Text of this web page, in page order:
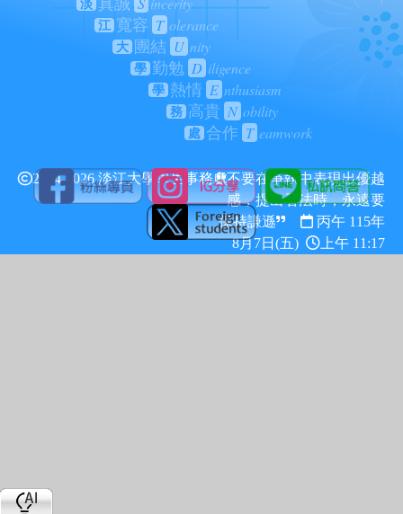
淡 真誠
江 寬容 T olerance
大 團結 U nity
學 勤勉 D iligence
學 熱情 E nthusiasm
務 高貴 N obility
處 合作 T eamwork
2024-2026 淡江大學學生事務處不要在爭執中表現出優越
感，提出看法時，永遠要
保持謙遜
丙午 115年
8月7日(五)
上午 11:17